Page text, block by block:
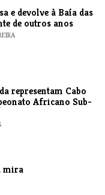
e devolve à Baía das
de outros anos
representam Cabo
Africano Sub-
mira